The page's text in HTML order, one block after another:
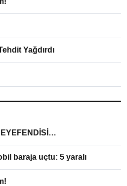
Yağdırdı
baraja uçtu: 5 yaralı